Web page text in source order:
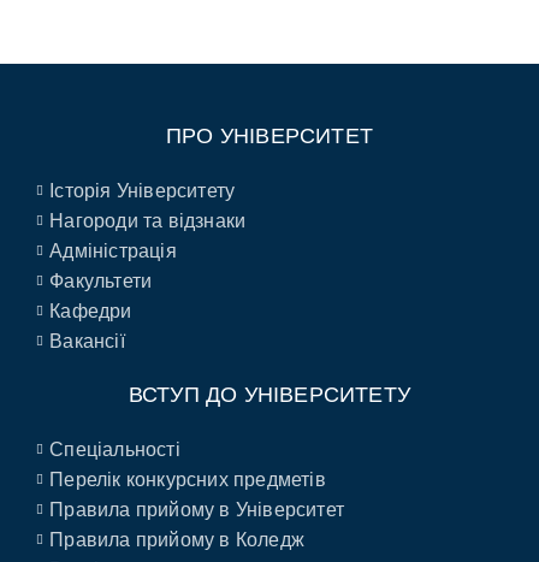
ПРО УНІВЕРСИТЕТ
Історія Університету
Нагороди та відзнаки
Адміністрація
Факультети
Кафедри
Вакансії
ВСТУП ДО УНІВЕРСИТЕТУ
Спеціальності
Перелік конкурсних предметів
Правила прийому в Університет
Правила прийому в Коледж